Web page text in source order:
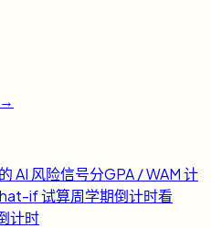
→
AI 风险信号分GPA / WAM 计
if 试算周学期倒计时看
计时